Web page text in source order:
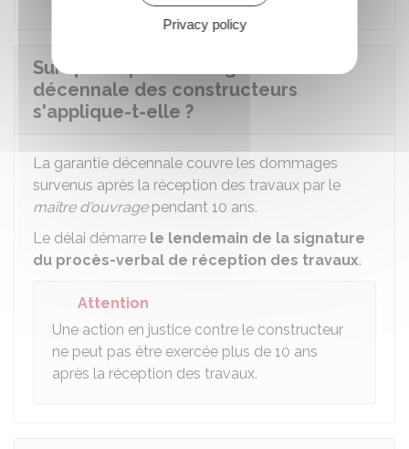
Sur quelle période la garantie
décennale des constructeurs
s'applique-t-elle ?
La garantie décennale couvre les dommages
survenus après la réception des travaux par le
maître d'ouvragependant 10 ans.
Le délai démarre le lendemain de la signature
du procès-verbal de réception des travaux.
Attention
Une action en justice contre le constructeur
ne peut pas être exercée plus de 10 ans
après la réception des travaux.
Privacy policy